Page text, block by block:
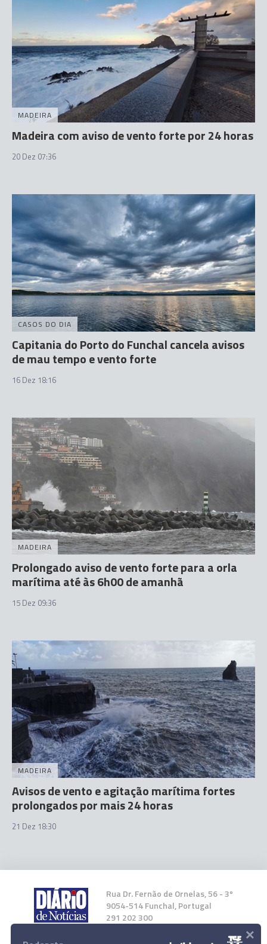
MADEIRA
Madeira com aviso de vento forte por 24 horas
20 Dez 07:36
CASOS DO DIA
Capitania do Porto do Funchal cancela avisos
de mau tempo e vento forte
16 Dez 18:16
MADEIRA
Prolongado aviso de vento forte para a orla
marítima até às 6h00 de amanhã
15 Dez 09:36
MADEIRA
Avisos de vento e agitação marítima fortes
prolongados por mais 24 horas
21 Dez 18:30
Rua Dr. Fernão de Ornelas, 56 - 3º
9054-514 Funchal, Portugal
291 202 300
×